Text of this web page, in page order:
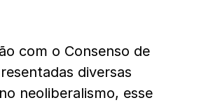
com o Consenso de
diversas
neoliberalismo, esse